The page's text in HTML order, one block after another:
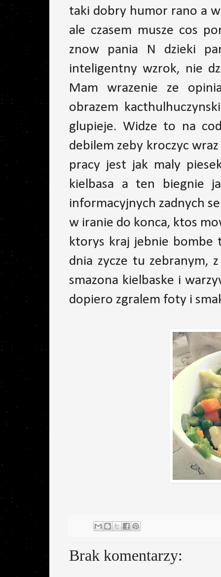
taki dobry humor rano a
ale czasem musze cos
znow pania N dzieki
inteligentny wzrok, nie
Mam wrazenie ze
obrazem
glupieje. Widze to na
debilem zeby kroczyc
pracy jest jak maly
kielbasa a ten biegnie
informacyjnych zadnych
w iranie do konca, ktos
ktorys kraj jebnie bombe
dnia zycze tu zebranym,
smazona kielbaske i
dopiero zgralem foty i
Brak komentarzy: